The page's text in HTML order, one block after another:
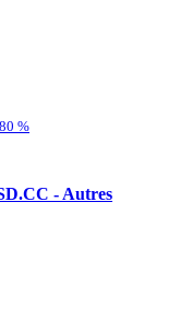
%
- Autres